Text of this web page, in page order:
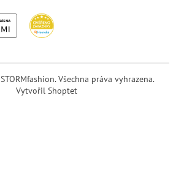
Vytvořil Shoptet
STORMfashion. Všechna práva vyhrazena.